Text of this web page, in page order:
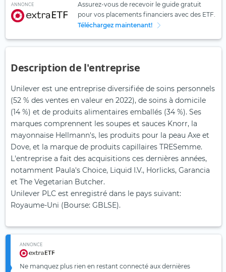
ANNONCE
Assurez-vous de recevoir le guide gratuit
pour vos placements financiers avec des ETF.
Téléchargez maintenant!
Description de l'entreprise
Unilever est une entreprise diversifiée de soins personnels
(52 % des ventes en valeur en 2022), de soins à domicile
(14 %) et de produits alimentaires emballés (34 %). Ses
marques comprennent les soupes et sauces Knorr, la
mayonnaise Hellmann's, les produits pour la peau Axe et
Dove, et la marque de produits capillaires TRESemme.
L'entreprise a fait des acquisitions ces dernières années,
notamment Paula's Choice, Liquid I.V., Horlicks, Garancia
et The Vegetarian Butcher.
Unilever PLC est enregistré dans le pays suivant:
Royaume-Uni (Bourse: GBLSE).
ANNONCE
Ne manquez plus rien en restant connecté aux dernières